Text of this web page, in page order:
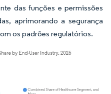
das funções e permissões
aprimorando a segurança
os padrões regulatórios.